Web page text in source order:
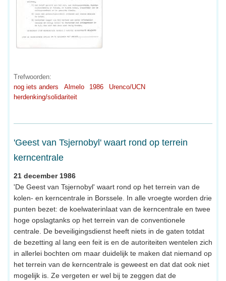
Trefwoorden:
nog iets anders
Almelo 1986
Urenco/UCN
herdenking/solidariteit
'Geest van Tsjernobyl' waart rond op terrein
kerncentrale
21 december 1986
'De Geest van Tsjernobyl' waart rond op het terrein van de
kolen- en kerncentrale in Borssele. In alle vroegte worden drie
punten bezet: de koelwaterinlaat van de kerncentrale en twee
hoge opslagtanks op het terrein van de conventionele
centrale. De beveiligingsdienst heeft niets in de gaten totdat
de bezetting al lang een feit is en de autoriteiten wentelen zich
in allerlei bochten om maar duidelijk te maken dat niemand op
het terrein van de kerncentrale is geweest en dat dat ook niet
mogelijk is. Ze vergeten er wel bij te zeggen dat de